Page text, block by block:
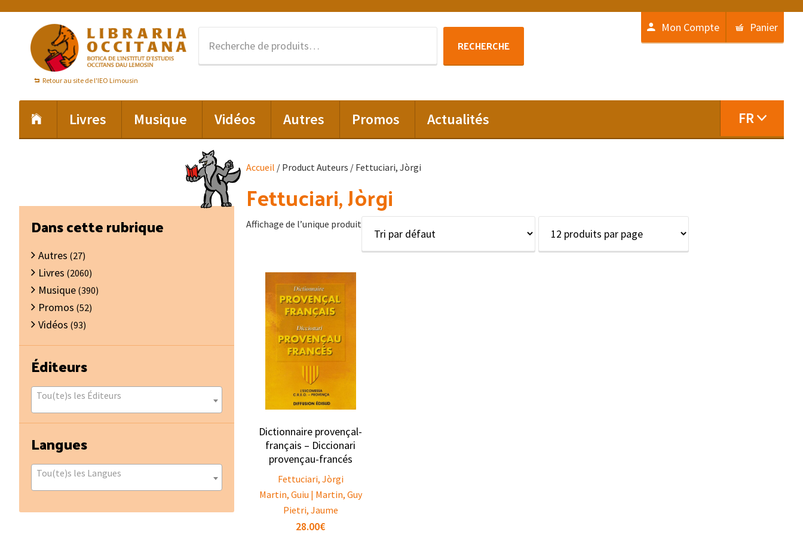
navigation
principale
contenu
principal
Retour au site de l'IEO Limousin
RECHERCHE
Mon Compte Panier
Livres Musique Vidéos Autres Promos Actualités FR
Accueil / Product Auteurs / Fettuciari, Jòrgi
Fettuciari, Jòrgi
Affichage de l’unique produit
Dictionnaire provençal-
français – Diccionari
provençau-francés
Fettuciari, Jòrgi
Martin, Guiu | Martin, Guy
Pietri, Jaume
28.00€
Barre
latérale
principale
Dans cette rubrique
Autres (27)
Livres (2060)
Musique (390)
Promos (52)
Vidéos (93)
Éditeurs
Tou(te)s les Éditeurs
Langues
Tou(te)s les Langues